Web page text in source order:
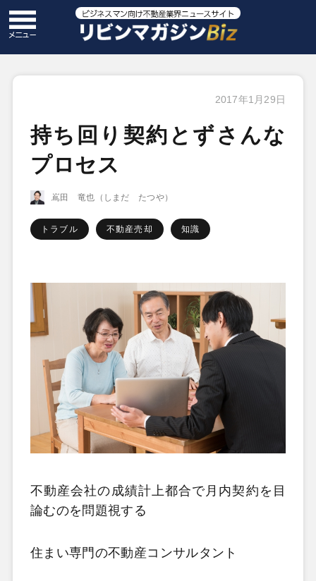
2017年1月29日
持ち回り契約とずさんな
プロセス
嶌田 竜也（しまだ たつや）
トラブル 不動産売却 知識
不動産会社の成績計上都合で月内契約を目
論むのを問題視する
住まい専門の不動産コンサルタント